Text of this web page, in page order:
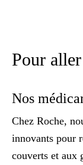
Pour
Nos
Chez Roche,
innovants pour
couverts et aux